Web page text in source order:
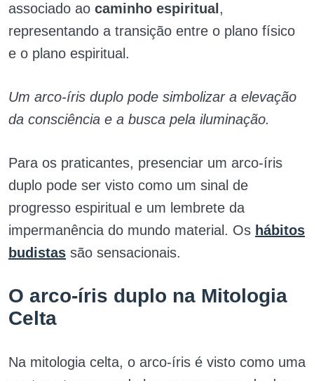
associado ao caminho espiritual ,
representando a transição entre o plano físico
e o plano espiritual.
Um arco-íris duplo pode simbolizar a elevação
da consciência e a busca pela iluminação.
Para os praticantes, presenciar um arco-íris
duplo pode ser visto como um sinal de
progresso espiritual e um lembrete da
impermanência do mundo material. Os hábitos
budistas são sensacionais.
O arco-íris duplo na Mitologia
Celta
Na mitologia celta, o arco-íris é visto como uma